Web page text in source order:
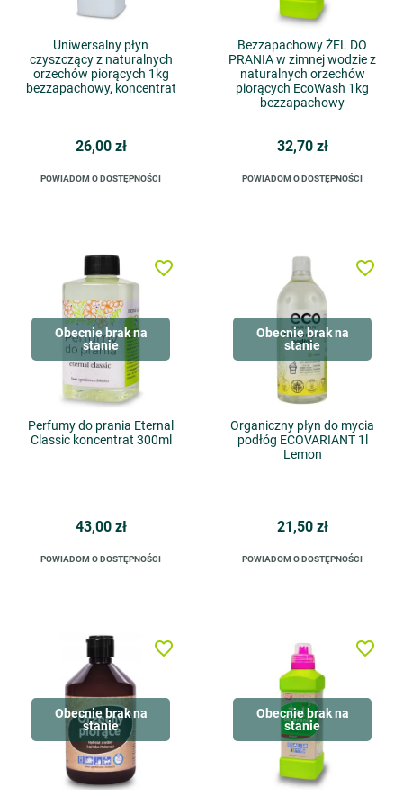
Uniwersalny płyn
czyszczący z naturalnych
orzechów piorących 1kg
bezzapachowy, koncentrat
26,00 zł
POWIADOM O DOSTĘPNOŚCI
Bezzapachowy ŻEL DO
PRANIA w zimnej wodzie z
naturalnych orzechów
piorących EcoWash 1kg
bezzapachowy
32,70 zł
POWIADOM O DOSTĘPNOŚCI
Obecnie brak na
stanie
Perfumy do prania Eternal
Classic koncentrat 300ml
43,00 zł
POWIADOM O DOSTĘPNOŚCI
favorite_border
Obecnie brak na
stanie
Organiczny płyn do mycia
podłóg ECOVARIANT 1l
Lemon
21,50 zł
POWIADOM O DOSTĘPNOŚCI
favorite_border
Obecnie brak na
stanie
favorite_border
Obecnie brak na
stanie
favorite_border